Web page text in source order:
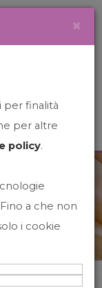
×
per finalità
per altre
policy.
a che non
i cookie